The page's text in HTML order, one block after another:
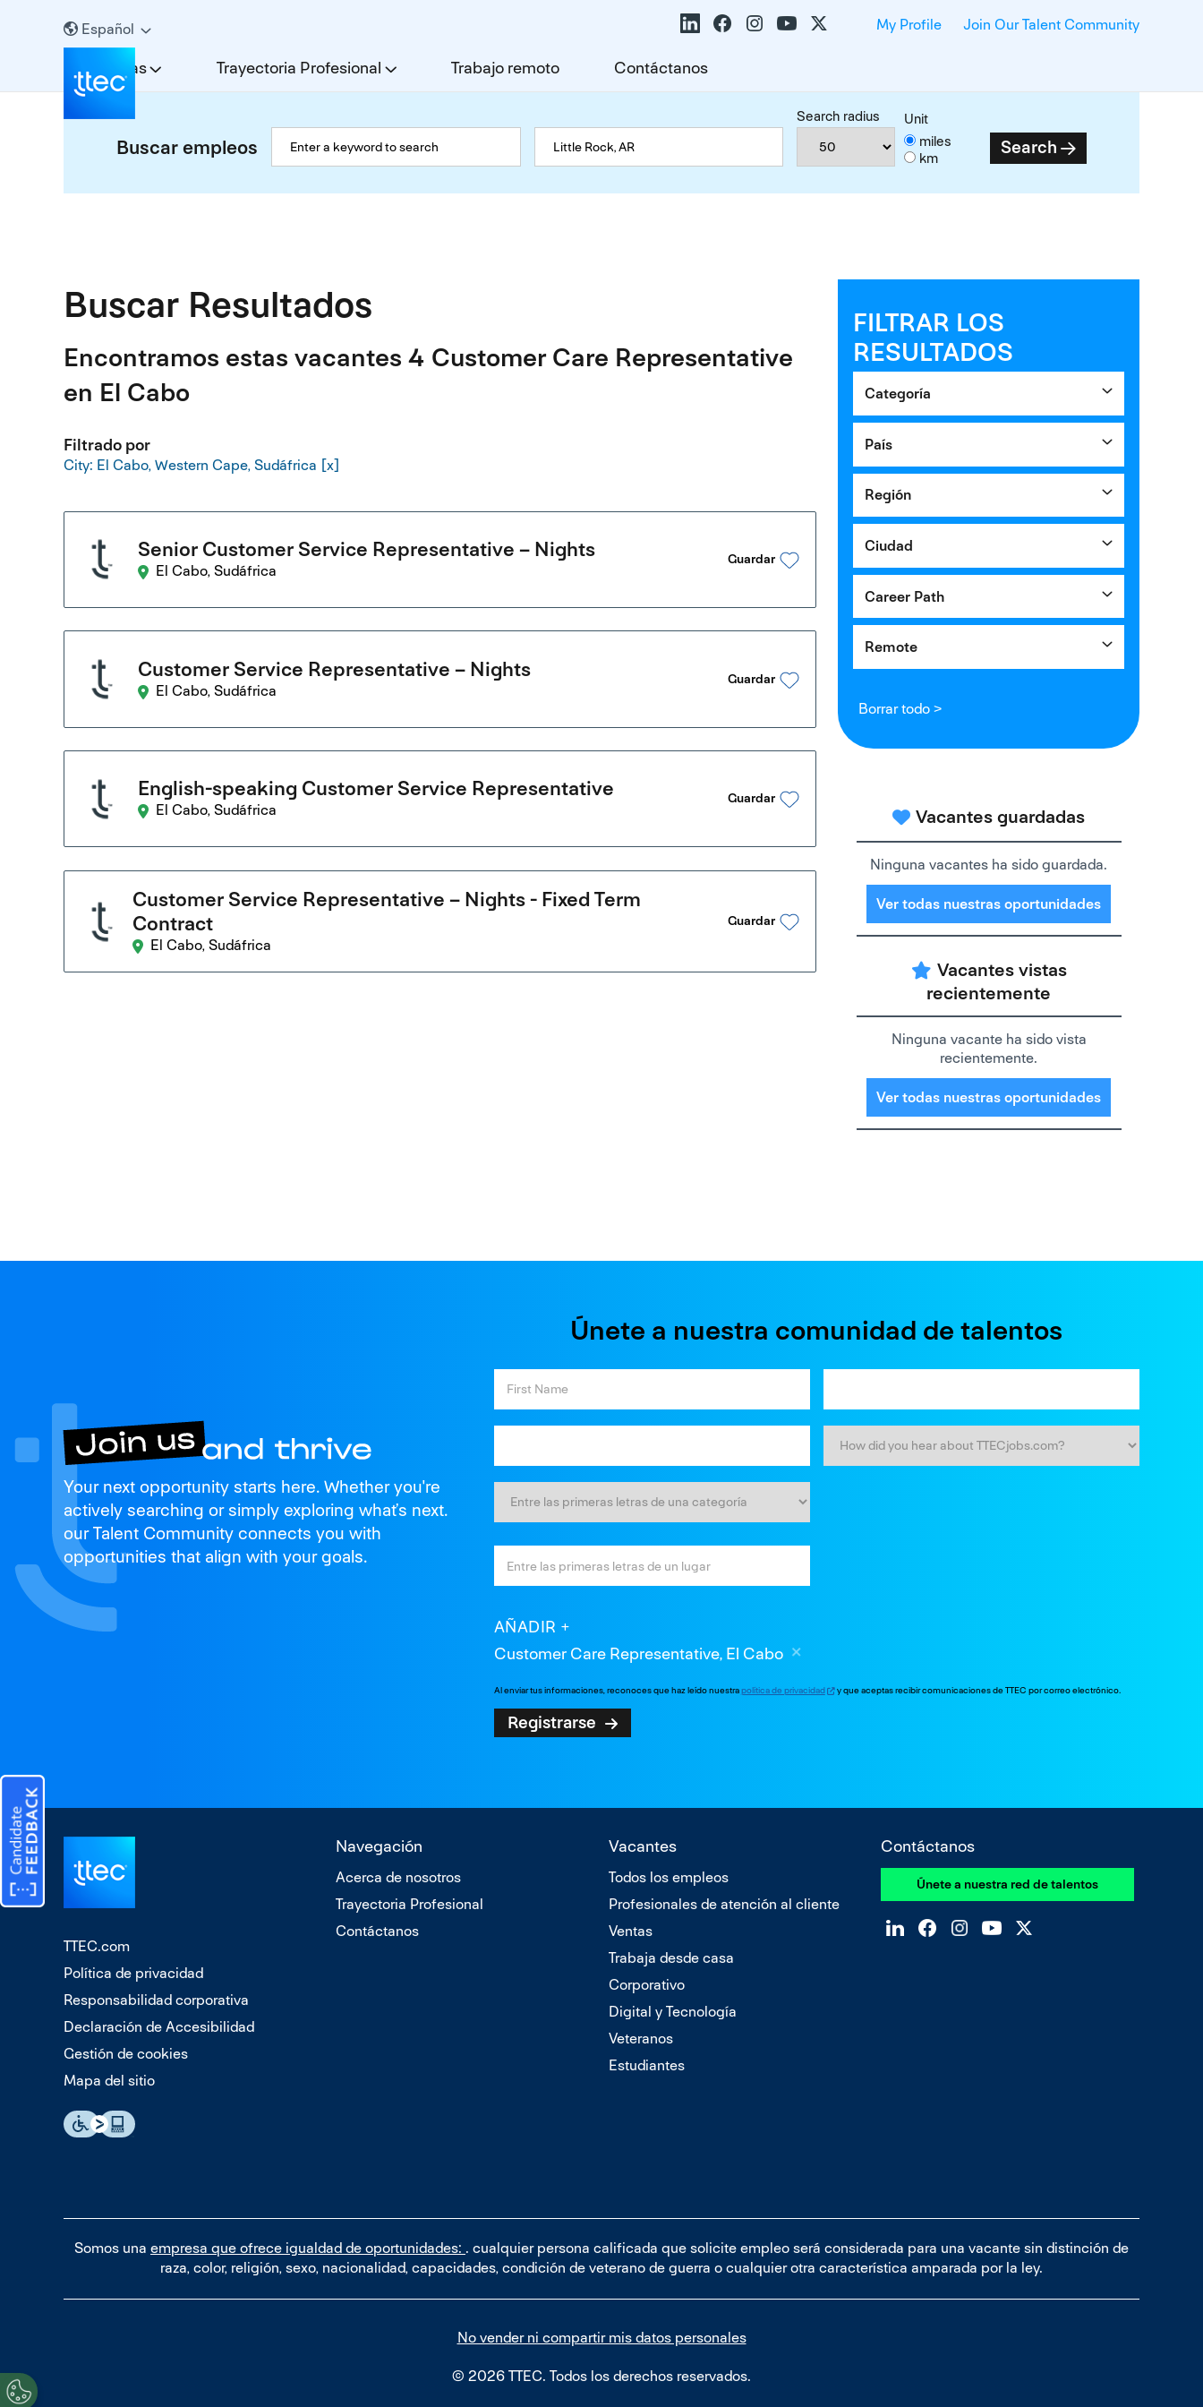
Español My Profile Join Our Talent Community
Carreras Trayectoria Profesional Trabajo remoto Contáctanos
Buscar empleos
Search radius
Unit
miles
km
Search
Buscar Resultados
Encontramos estas vacantes 4 Customer Care Representative
en El Cabo
Filtrado por
City: El Cabo, Western Cape, Sudáfrica
Senior Customer Service Representative – Nights
El Cabo, Sudáfrica
Guardar
Customer Service Representative – Nights
El Cabo, Sudáfrica
Guardar
English-speaking Customer Service Representative
El Cabo, Sudáfrica
Guardar
Customer Service Representative – Nights - Fixed Term
Contract
El Cabo, Sudáfrica
Guardar
FILTRAR LOS
RESULTADOS
Categoría
País
Región
Ciudad
Career Path
Remote
Borrar todo >
Vacantes guardadas
Ninguna vacantes ha sido guardada.
Ver todas nuestras oportunidades
Vacantes vistas
recientemente
Ninguna vacante ha sido vista
recientemente.
Ver todas nuestras oportunidades
Join us
and thrive
Your next opportunity starts here. Whether you're
actively searching or simply exploring what’s next.
our Talent Community connects you with
opportunities that align with your goals.
Únete a nuestra comunidad de talentos
AÑADIR
Customer Care Representative, El Cabo
Al enviar tus informaciones, reconoces que haz leído nuestrapolítica de privacidad y que aceptas recibir comunicaciones de TTEC por correo electrónico.
Registrarse
TTEC.com
Política de privacidad
Responsabilidad corporativa
Declaración de Accesibilidad
Gestión de cookies
Mapa del sitio
Navegación
Acerca de nosotros
Trayectoria Profesional
Contáctanos
Vacantes
Todos los empleos
Profesionales de atención al cliente
Ventas
Trabaja desde casa
Corporativo
Digital y Tecnología
Veteranos
Estudiantes
Contáctanos
Únete a nuestra red de talentos
Somos una empresa que ofrece igualdad de oportunidades: . cualquier persona calificada que solicite empleo será considerada para una vacante sin distinción de
raza, color, religión, sexo, nacionalidad, capacidades, condición de veterano de guerra o cualquier otra característica amparada por la ley.
No vender ni compartir mis datos personales
© 2026 TTEC. Todos los derechos reservados.